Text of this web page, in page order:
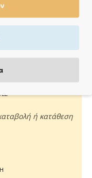
ή κατάθεση